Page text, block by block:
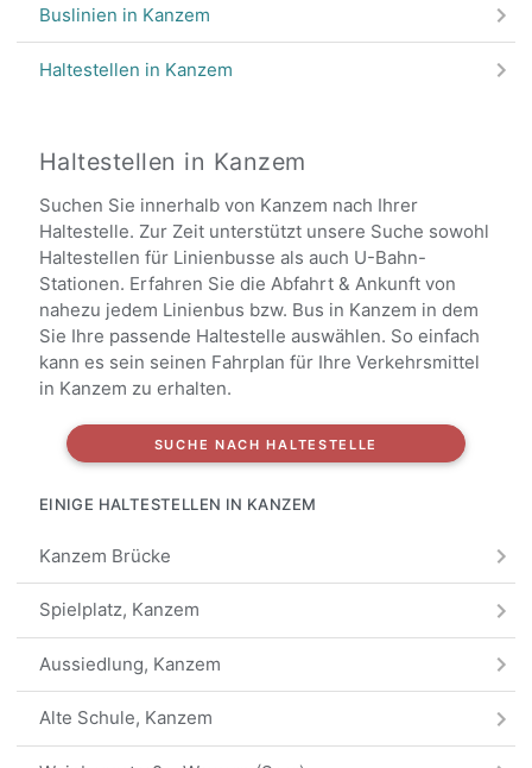
Buslinien in Kanzem
Haltestellen in Kanzem
Haltestellen in Kanzem
Suchen Sie innerhalb von Kanzem nach Ihrer
Haltestelle. Zur Zeit unterstützt unsere Suche sowohl
Haltestellen für Linienbusse als auch U-Bahn-
Stationen. Erfahren Sie die Abfahrt & Ankunft von
nahezu jedem Linienbus bzw. Bus in Kanzem in dem
Sie Ihre passende Haltestelle auswählen. So einfach
kann es sein seinen Fahrplan für Ihre Verkehrsmittel
in Kanzem zu erhalten.
SUCHE NACH HALTESTELLE
EINIGE HALTESTELLEN IN KANZEM
Kanzem Brücke
Spielplatz, Kanzem
Aussiedlung, Kanzem
Alte Schule, Kanzem